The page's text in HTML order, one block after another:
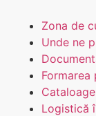
Zona de
Unde ne
Formarea
Logistică